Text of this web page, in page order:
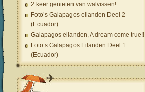
2 keer genieten van walvissen!
Foto’s Galapagos eilanden Deel 2
(Ecuador)
Galapagos eilanden, A dream come true!!
Foto’s Galapagos Eilanden Deel 1
(Ecuador)